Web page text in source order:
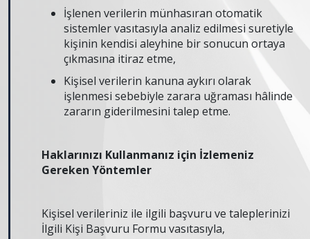
İşlenen verilerin münhasıran otomatik
sistemler vasıtasıyla analiz edilmesi suretiyle
kişinin kendisi aleyhine bir sonucun ortaya
çıkmasına itiraz etme,
Kişisel verilerin kanuna aykırı olarak
işlenmesi sebebiyle zarara uğraması hâlinde
zararın giderilmesini talep etme.
Haklarınızı Kullanmanız için İzlemeniz
Gereken Yöntemler
Kişisel verileriniz ile ilgili başvuru ve taleplerinizi
İlgili Kişi Başvuru Formu vasıtasıyla,